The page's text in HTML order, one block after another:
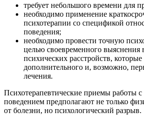
требует небольшого времени для
необходимо применение
психотерапии со спецификой
поведения;
необходимо провести точную
целью своевременного
психических расстройств,
дополнительного и, возможно,
лечения.
Психотерапевтические приемы работы
поведением предполагают не только
от болезни, но психологический разрыв.